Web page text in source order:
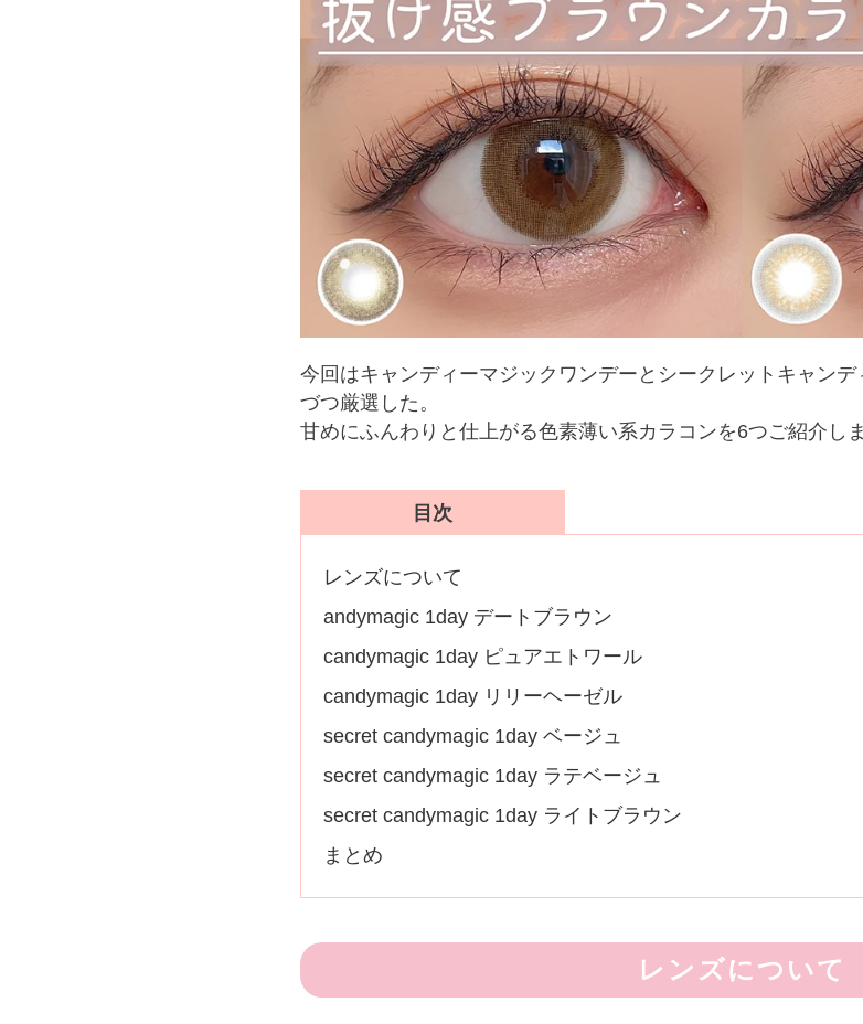
今回はキャンディーマジックワンデーとシークレットキャン
づつ厳選した。
甘めにふんわりと仕上がる色素薄い系カラコンを6つご紹介しま
目次
レンズについて
andymagic 1day デートブラウン
candymagic 1day ピュアエトワール
candymagic 1day リリーヘーゼル
secret candymagic 1day ベージュ
secret candymagic 1day ラテベージュ
secret candymagic 1day ライトブラウン
まとめ
レンズについて